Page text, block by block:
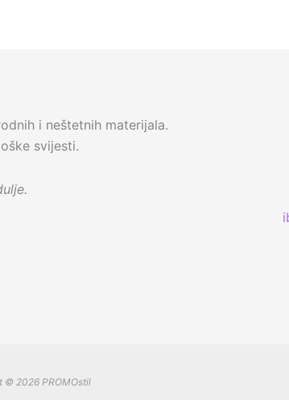
i neštetnih materijala.
svijesti.
© 2026 PROMOstil